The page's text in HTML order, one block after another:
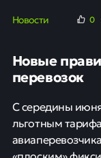
Новости 0
Новые
перевозок
С середины
льготным